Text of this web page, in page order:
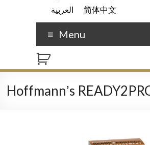
العربية
简体中文
Menu
Hoffmannʼs